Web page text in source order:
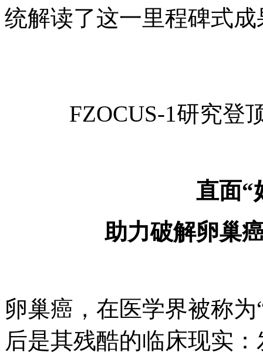
统解读了这一里程碑式
FZOCUS-1研究登
直面“
助力破解卵巢
卵巢癌，在医学界被称
后是其残酷的临床现实